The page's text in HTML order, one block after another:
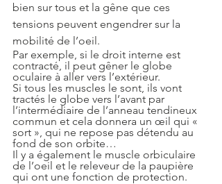
bien sur tous et la gêne que ces
tensions peuvent engendrer sur la
mobilité de l’oeil.
Par exemple, si le droit interne est
contracté, il peut gêner le globe
oculaire à aller vers l’extérieur.
Si tous les muscles le sont, ils vont
tractés le globe vers l’avant par
l’intermédiaire de l’anneau tendineux
commun et cela donnera un œil qui «
sort », qui ne repose pas détendu au
fond de son orbite…
Il y a également le muscle orbiculaire
de l’oeil et le releveur de la paupière
qui ont une fonction de protection.